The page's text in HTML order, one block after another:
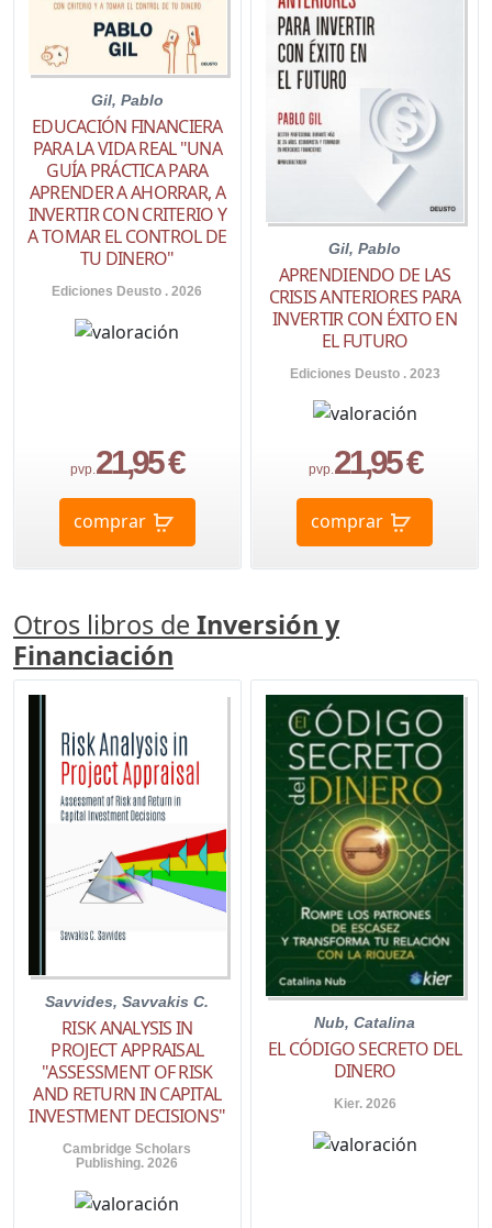
Gil, Pablo
EDUCACIÓN FINANCIERA
PARA LA VIDA REAL "UNA
GUÍA PRÁCTICA PARA
APRENDER A AHORRAR, A
INVERTIR CON CRITERIO Y
A TOMAR EL CONTROL DE
TU DINERO"
Ediciones Deusto . 2026
pvp.21,95 €
comprar
Gil, Pablo
APRENDIENDO DE LAS
CRISIS ANTERIORES PARA
INVERTIR CON ÉXITO EN
EL FUTURO
Ediciones Deusto . 2023
pvp.21,95 €
comprar
Otros libros de Inversión y
Financiación
Savvides, Savvakis C.
RISK ANALYSIS IN
PROJECT APPRAISAL
"ASSESSMENT OF RISK
AND RETURN IN CAPITAL
INVESTMENT DECISIONS"
Cambridge Scholars
Publishing. 2026
Nub, Catalina
EL CÓDIGO SECRETO DEL
DINERO
Kier. 2026